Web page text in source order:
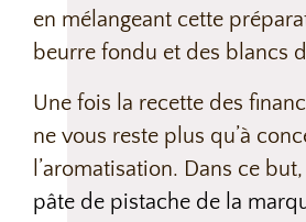
en mélangeant cette
beurre fondu et des blancs
Une fois la recette des
ne vous reste plus qu’à
l’aromatisation. Dans ce
pâte de pistache de la